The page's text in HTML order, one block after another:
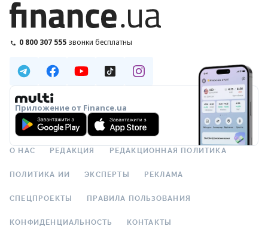
0 800 307 555 звонки бесплатны
Приложение от Finance.ua
О НАС РЕДАКЦИЯ РЕДАКЦИОННАЯ ПОЛИТИКА
ПОЛИТИКА ИИ ЭКСПЕРТЫ РЕКЛАМА
СПЕЦПРОЕКТЫ ПРАВИЛА ПОЛЬЗОВАНИЯ
КОНФИДЕНЦИАЛЬНОСТЬ КОНТАКТЫ